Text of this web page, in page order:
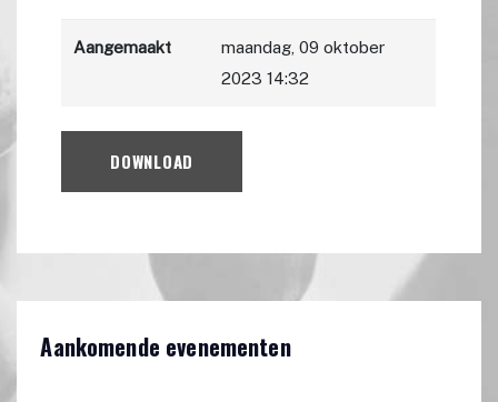
Aangemaakt
maandag, 09 oktober
2023 14:32
DOWNLOAD
Aankomende evenementen